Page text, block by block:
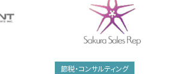
節税・コンサルティング